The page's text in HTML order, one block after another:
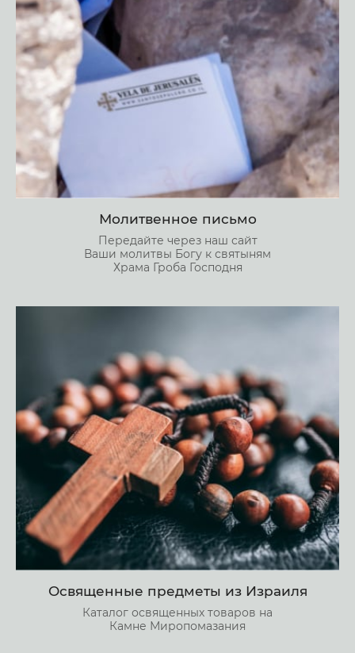
Молитвенное письмо
Передайте через наш сайт
Ваши молитвы Богу к святыням
Храма Гроба Господня
Освященные предметы из Израиля
Каталог освященных товаров на
Камне Миропомазания